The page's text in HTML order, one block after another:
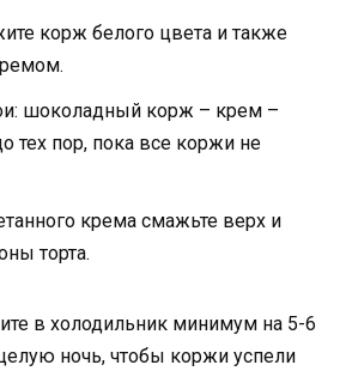
корж белого цвета и также
шоколадный корж – крем –
тех пор, пока все коржи не
крема смажьте верх и
торта.
в холодильник минимум на 5-6
ночь, чтобы коржи успели